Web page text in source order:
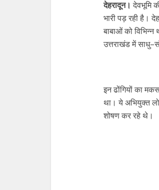
देहरादून। देवभूमि
भारी पड़ रही है।
बाबाओं को
उत्तराखंड में
इन ढोंगियों का
था। ये अभियुक्त
शोषण कर रहे थे।